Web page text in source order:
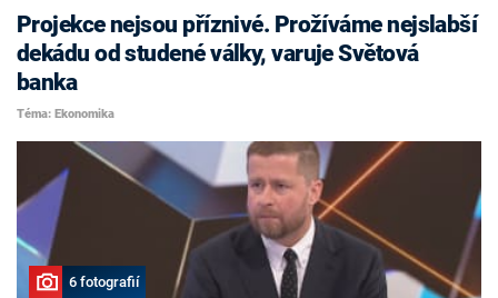
Projekce nejsou příznivé. Prožíváme nejslabší
dekádu od studené války, varuje Světová
banka
Téma: Ekonomika
6 fotografií